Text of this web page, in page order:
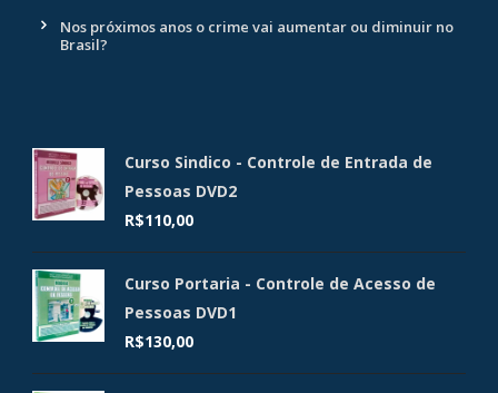
Nos próximos anos o crime vai aumentar ou diminuir no
Brasil?
Curso Sindico - Controle de Entrada de
Pessoas DVD2
R$110,00
Curso Portaria - Controle de Acesso de
Pessoas DVD1
R$130,00